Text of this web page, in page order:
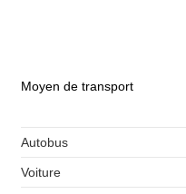
Moyen de transport
Autobus
Voiture